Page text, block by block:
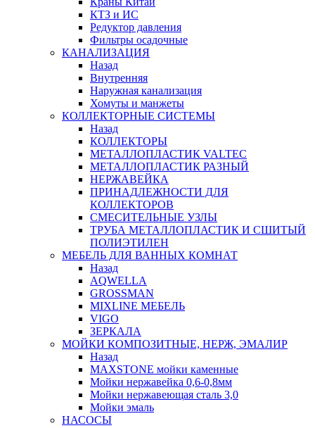
КТЗ и ИС
Редуктор давления
Фильтры осадочные
КАНАЛИЗАЦИЯ
Назад
Внутренняя
Наружная канализация
Хомуты и манжеты
КОЛЛЕКТОРНЫЕ СИСТЕМЫ
Назад
КОЛЛЕКТОРЫ
МЕТАЛЛОПЛАСТИК VALTEC
МЕТАЛЛОПЛАСТИК РАЗНЫЙ
НЕРЖАВЕЙКА
ПРИНАДЛЕЖНОСТИ ДЛЯ
КОЛЛЕКТОРОВ
СМЕСИТЕЛЬНЫЕ УЗЛЫ
ТРУБА МЕТАЛЛОПЛАСТИК И СШИТЫЙ
ПОЛИЭТИЛЕН
МЕБЕЛЬ ДЛЯ ВАННЫХ КОМНАТ
Назад
AQWELLA
GROSSMAN
MIXLINE МЕБЕЛЬ
VIGO
ЗЕРКАЛА
МОЙКИ КОМПОЗИТНЫЕ, НЕРЖ, ЭМАЛИР
Назад
MAXSTONE мойки каменные
Мойки нержавейка 0,6-0,8мм
Мойки нержавеющая сталь 3,0
Мойки эмаль
НАСОСЫ